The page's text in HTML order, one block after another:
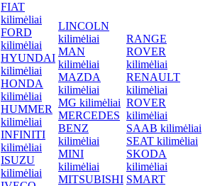
FIAT
kilimėliai
FORD
kilimėliai
HYUNDAI
kilimėliai
HONDA
kilimėliai
HUMMER
kilimėliai
INFINITI
kilimėliai
ISUZU
kilimėliai
LINCOLN
kilimėliai
MAN
kilimėliai
MAZDA
kilimėliai
MG kilimėliai
MERCEDES
BENZ
kilimėliai
MINI
kilimėliai
MITSUBISHI
RANGE
ROVER
kilimėliai
RENAULT
kilimėliai
ROVER
kilimėliai
SAAB kilimėliai
SEAT kilimėliai
SKODA
kilimėliai
SMART